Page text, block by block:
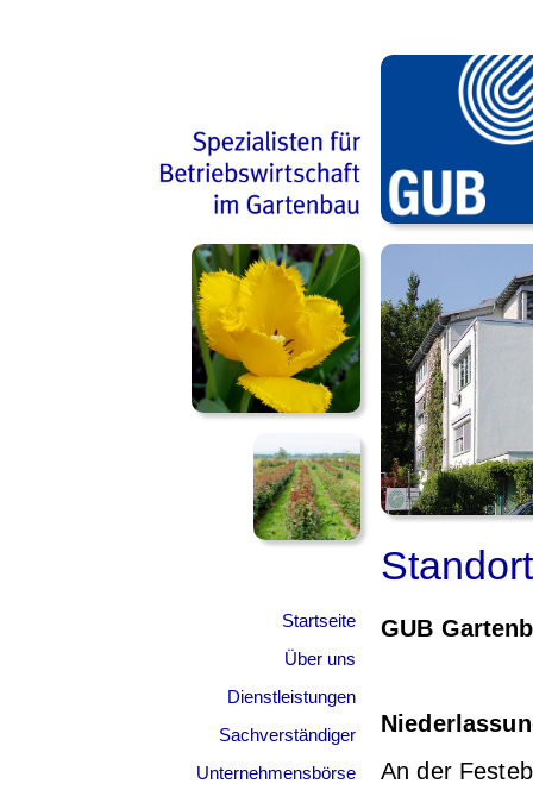
Startseite
Über uns
Dienstleistungen
Sachverständiger
Unternehmensbörse
Standort
GUB
An der